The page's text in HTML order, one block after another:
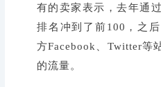
有的卖家表示，去年通
排名冲到了前100，之
方Facebook、Twitter等
的流量。